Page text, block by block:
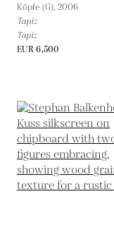
Köpfe (G),2006
Tapíz
Tapíz
EUR 6,500